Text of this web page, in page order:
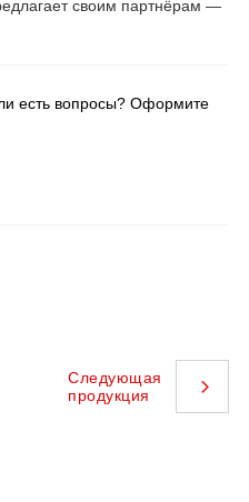
своим партнёрам —
есть вопросы? Оформите
Следующая
продукция